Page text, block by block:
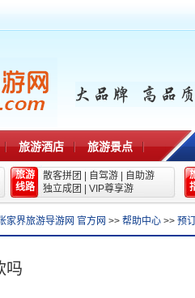
旅游酒店 旅游景点
旅游
线路
散客拼团 自驾游
自助游
独立成团
VIP尊享游
家界旅游导游网 官方网 >> 帮助中心 >> 预
吗